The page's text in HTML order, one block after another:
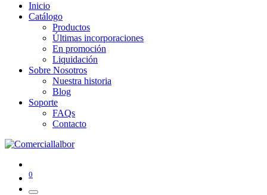
Inicio
Catálogo
Productos
Últimas incorporaciones
En promoción
Liquidación
Sobre Nosotros
Nuestra historia
Blog
Soporte
FAQs
Contacto
0